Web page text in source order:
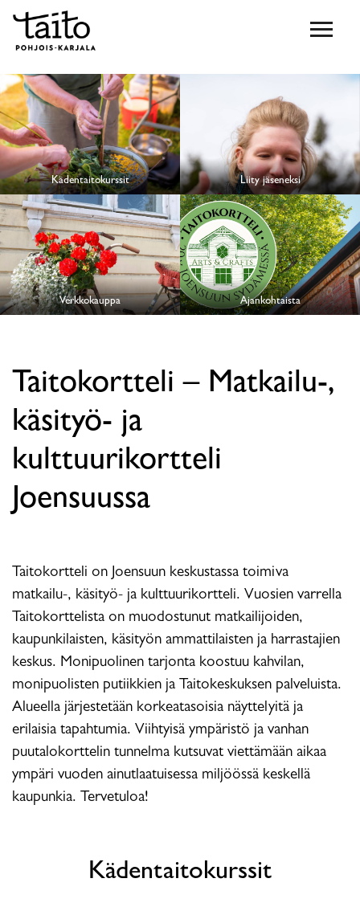
Kädentaitokurssit Liity jäseneksi
Verkkokauppa Ajankohtaista
Taitokortteli – Matkailu-,
käsityö- ja
kulttuurikortteli
Joensuussa
Taitokortteli on Joensuun keskustassa toimiva
matkailu-, käsityö- ja kulttuurikortteli. Vuosien varrella
Taitokorttelista on muodostunut matkailijoiden,
kaupunkilaisten, käsityön ammattilaisten ja harrastajien
keskus. Monipuolinen tarjonta koostuu kahvilan,
monipuolisten putiikkien ja Taitokeskuksen palveluista.
Alueella järjestetään korkeatasoisia näyttelyitä ja
erilaisia tapahtumia. Viihtyisä ympäristö ja vanhan
puutalokorttelin tunnelma kutsuvat viettämään aikaa
ympäri vuoden ainutlaatuisessa miljöössä keskellä
kaupunkia. Tervetuloa!
Kädentaitokurssit